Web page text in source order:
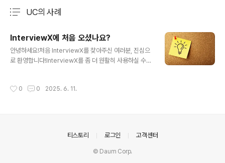
UC의 사례
InterviewX에 처음 오셨나요?
안녕하세요!처음 InterviewX를 찾아주신 여러분, 진심으
로 환영합니다!InterviewX를 좀 더 원활히 사용하실 수
원하는 페르소나와 조사방법을 선택하세요.3. 인터뷰 결과
만으로도 InterviewX가 당신의 아이디어를 비즈니스 아
이디어로 멋지게 변모시켜 드립니다.혹시 AI가 해석한 내
용이 마음에 들지 않으셨나요? 걱정 마세요! 재생성하거나
0 0 2025. 6. 11.
티스토리 로그인 고객센터
© Daum Corp.